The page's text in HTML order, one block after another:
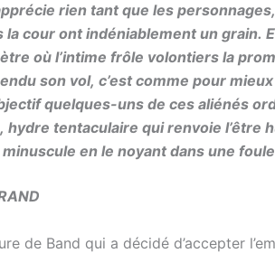
rien tant que les
la cour ont indéniablement un grain.
où l’intime frôle volontiers la
son vol, c’est comme pour
quelques-uns de ces aliénés
hydre tentaculaire qui renvoie l’être
en le noyant dans une
de Band qui a décidé d’accepter